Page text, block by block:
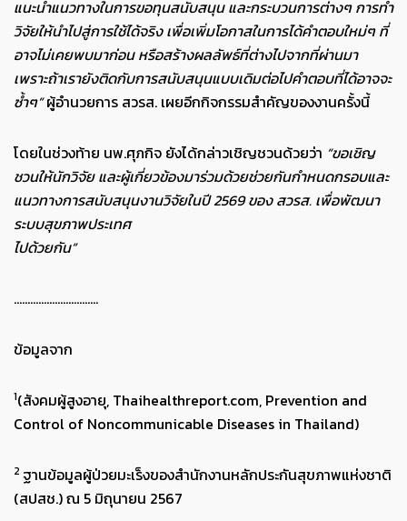
แนะนำแนวทางในการขอทุนสนับสนุน และกระบวนการต่างๆ การทำ
วิจัยให้นำไปสู่การใช้ได้จริง เพื่อเพิ่มโอกาสในการได้คำตอบใหม่ๆ ที่
อาจไม่เคยพบมาก่อน หรือสร้างผลลัพธ์ที่ต่างไปจากที่ผ่านมา
เพราะถ้าเรายังติดกับการสนับสนุนแบบเดิมต่อไปคำตอบที่ได้อาจจะ
ซ้ำๆ”ผู้อำนวยการ สวรส. เผยอีกกิจกรรมสำคัญของงานครั้งนี้
โดยในช่วงท้าย นพ.ศุภกิจ ยังได้กล่าวเชิญชวนด้วยว่า “ขอเชิญ
ชวนให้นักวิจัย และผู้เกี่ยวข้องมาร่วมด้วยช่วยกันกำหนดกรอบและ
แนวทางการสนับสนุนงานวิจัยในปี 2569 ของ สวรส. เพื่อพัฒนา
ระบบสุขภาพประเทศ
ไปด้วยกัน”
...............................
ข้อมูลจาก
1(สังคมผู้สูงอายุ, Thaihealthreport.com, Prevention and
Control of Noncommunicable Diseases in Thailand)
2 ฐานข้อมูลผู้ป่วยมะเร็งของสำนักงานหลักประกันสุขภาพแห่งชาติ
(สปสช.) ณ 5 มิถุนายน 2567